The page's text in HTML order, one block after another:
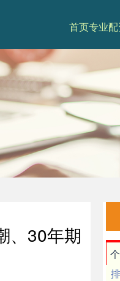
首页专业
、30年期